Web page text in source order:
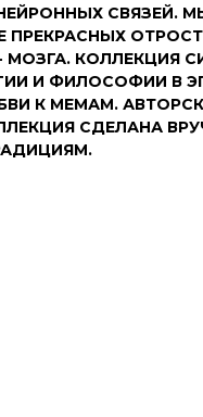
СВЯЗЕЙ.
ПРЕКРАСНЫХ
МОЗГА. КОЛЛЕКЦИЯ
И ФИЛОСОФИИ В
К МЕМАМ.
СДЕЛАНА